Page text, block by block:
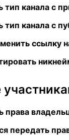
тип канала с
тип канала с
ссылку
права
передать